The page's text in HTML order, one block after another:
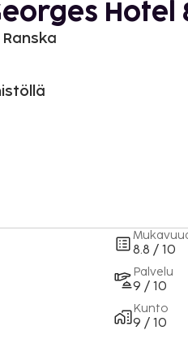
Hotel
8.8 / 10
Palvelu
9 / 10
Kunto
9 / 10